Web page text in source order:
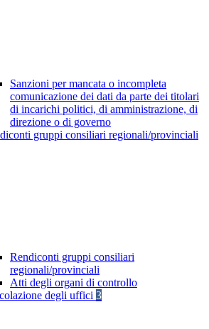
Sanzioni per mancata o incompleta
comunicazione dei dati da parte dei titolari
di incarichi politici, di amministrazione, di
direzione o di governo
gruppi consiliari regionali/provinciali
Rendiconti gruppi consiliari
regionali/provinciali
Atti degli organi di controllo
degli uffici 3